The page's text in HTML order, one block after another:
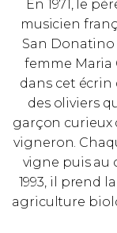
En 1971, le
musicien
San Donatino
femme Maria
dans cet écrin
des oliviers
garçon curieux
vigneron.
vigne puis au
1993, il prend
agriculture